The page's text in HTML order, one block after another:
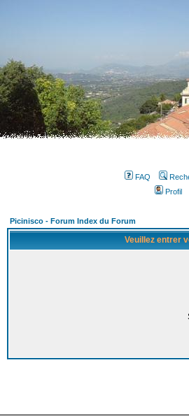
FAQ
Profil
Picinisco - Forum Index du Forum
Veuillez entrer